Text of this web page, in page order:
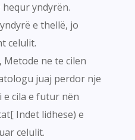
yndyrën.
e thellë, jo
celulit.
Metode ne te cilen
juaj perdor nje
cila e futur nën
Indet lidhese) e
celulit.